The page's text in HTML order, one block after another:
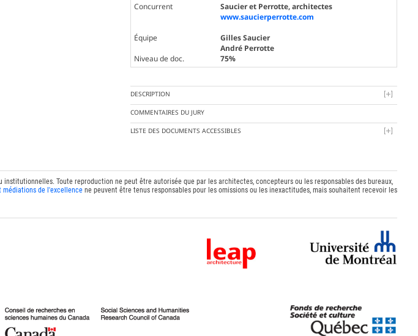
Concurrent
Saucier et Perrotte, architectes
www.saucierperrotte.com
Équipe
Gilles Saucier
André Perrotte
Niveau de doc.
75%
DESCRIPTION
COMMENTAIRES DU JURY
LISTE DES DOCUMENTS ACCESSIBLES
Toute reproduction ne peut être autorisée que par les architectes, concepteurs ou les responsables des bureaux,
médiations de l'excellencene peuvent être tenus responsables pour les omissions ou les inexactitudes, mais souhaitent recevoir les